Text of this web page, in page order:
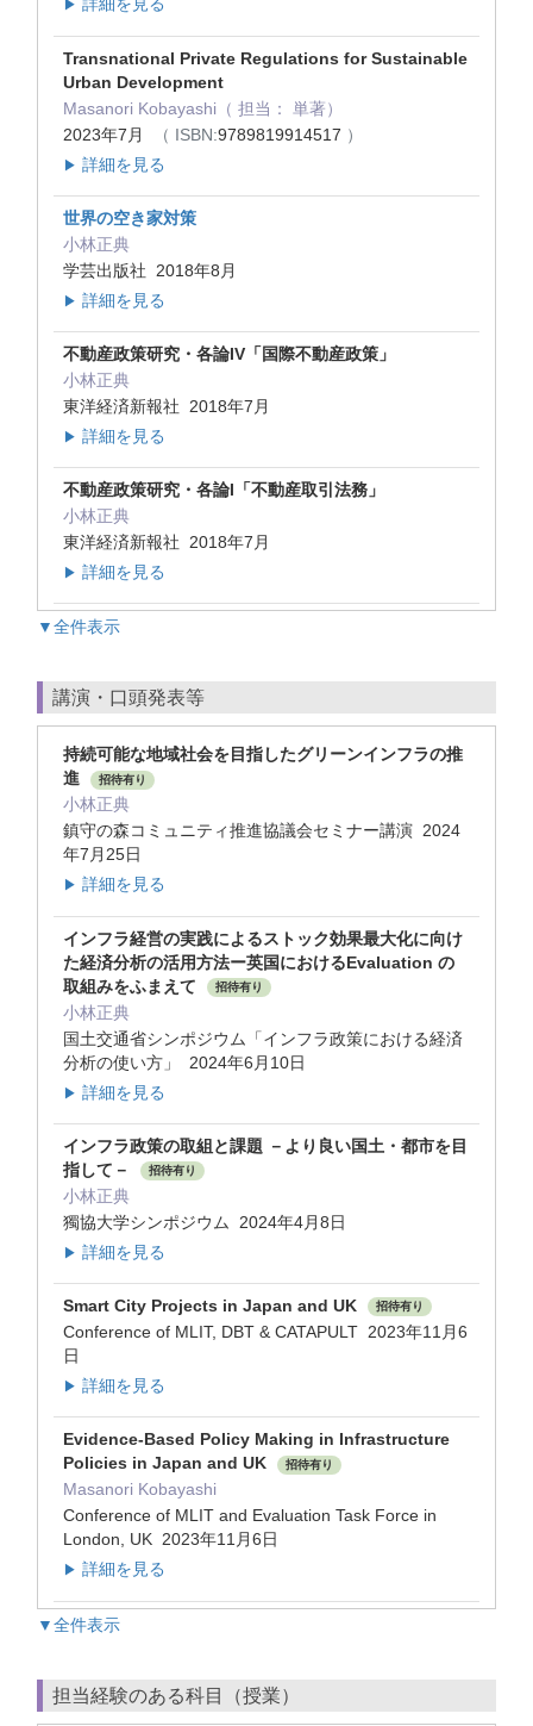
▶ 詳細を見る
Transnational Private Regulations for Sustainable
Urban Development
Masanori Kobayashi（ 担当： 単著）
2023年7月
（ ISBN:9789819914517 ）
▶ 詳細を見る
世界の空き家対策
小林正典
学芸出版社 2018年8月
▶ 詳細を見る
不動産政策研究・各論IV「国際不動産政策」
小林正典
東洋経済新報社 2018年7月
▶ 詳細を見る
不動産政策研究・各論I「不動産取引法務」
小林正典
東洋経済新報社 2018年7月
▶ 詳細を見る
▼全件表示
講演・口頭発表等
持続可能な地域社会を目指したグリーンインフラの推
進
招待有り
小林正典
鎮守の森コミュニティ推進協議会セミナー講演 2024
年7月25日
▶ 詳細を見る
インフラ経営の実践によるストック効果最大化に向け
た経済分析の活用方法ー英国におけるEvaluation の
取組みをふまえて
招待有り
小林正典
国土交通省シンポジウム「インフラ政策における経済
分析の使い方」 2024年6月10日
▶ 詳細を見る
インフラ政策の取組と課題 －より良い国土・都市を目
指して－
招待有り
小林正典
獨協大学シンポジウム 2024年4月8日
▶ 詳細を見る
Smart City Projects in Japan and UK 招待有り
Conference of MLIT, DBT & CATAPULT 2023年11月6
日
▶ 詳細を見る
Evidence-Based Policy Making in Infrastructure
Policies in Japan and UK
招待有り
Masanori Kobayashi
Conference of MLIT and Evaluation Task Force in
London, UK 2023年11月6日
▶ 詳細を見る
▼全件表示
担当経験のある科目（授業）